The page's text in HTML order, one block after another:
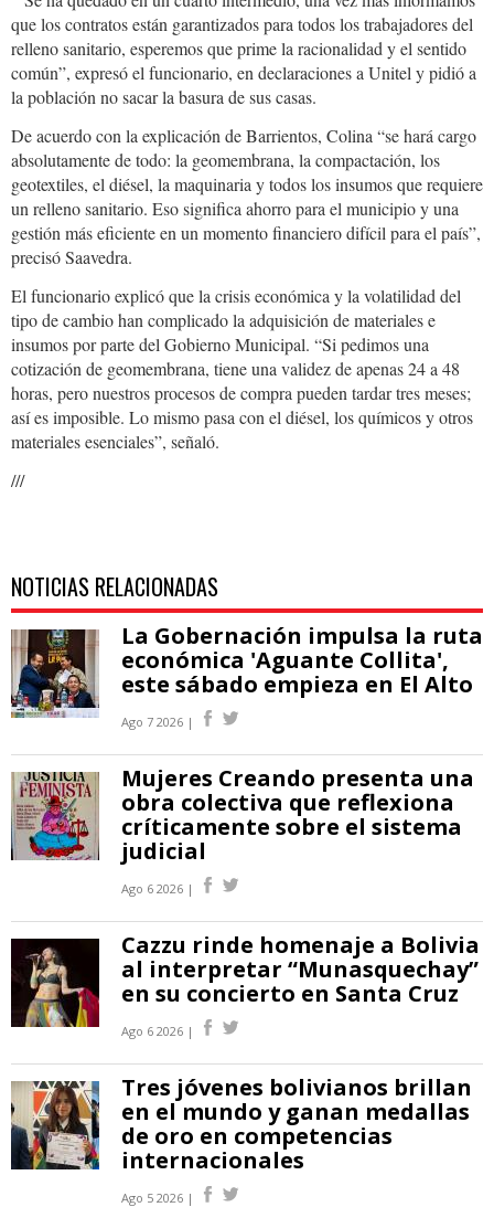
que los contratos están garantizados para todos los trabajadores del
relleno sanitario, esperemos que prime la racionalidad y el sentido
común”, expresó el funcionario, en declaraciones a Unitel y pidió a
la población no sacar la basura de sus casas.
De acuerdo con la explicación de Barrientos, Colina “se hará cargo
absolutamente de todo: la geomembrana, la compactación, los
geotextiles, el diésel, la maquinaria y todos los insumos que requiere
un relleno sanitario. Eso significa ahorro para el municipio y una
gestión más eficiente en un momento financiero difícil para el país”,
precisó Saavedra.
El funcionario explicó que la crisis económica y la volatilidad del
tipo de cambio han complicado la adquisición de materiales e
insumos por parte del Gobierno Municipal. “Si pedimos una
cotización de geomembrana, tiene una validez de apenas 24 a 48
horas, pero nuestros procesos de compra pueden tardar tres meses;
así es imposible. Lo mismo pasa con el diésel, los químicos y otros
materiales esenciales”, señaló.
///
NOTICIAS RELACIONADAS
La Gobernación impulsa la ruta
económica 'Aguante Collita',
este sábado empieza en El Alto
Ago 7 2026 |
Mujeres Creando presenta una
obra colectiva que reflexiona
críticamente sobre el sistema
judicial
Ago 6 2026 |
Cazzu rinde homenaje a Bolivia
al interpretar “Munasquechay”
en su concierto en Santa Cruz
Ago 6 2026 |
Tres jóvenes bolivianos brillan
en el mundo y ganan medallas
de oro en competencias
internacionales
Ago 5 2026 |